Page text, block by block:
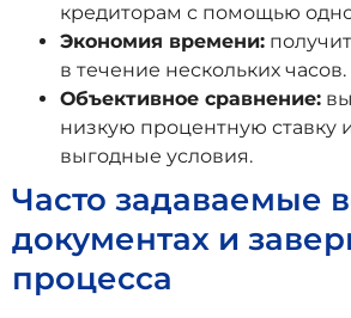
кредиторам с помощью
Экономия времени:
в течение нескольких часов.
Объективное сравнение:
низкую процентную ставку
выгодные условия.
Часто задаваемые
документах и
процесса